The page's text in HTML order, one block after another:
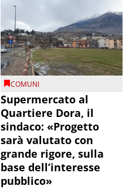
COMUNI
Supermercato al
Quartiere Dora, il
sindaco: «Progetto
sarà valutato con
grande rigore, sulla
base dell’interesse
pubblico»